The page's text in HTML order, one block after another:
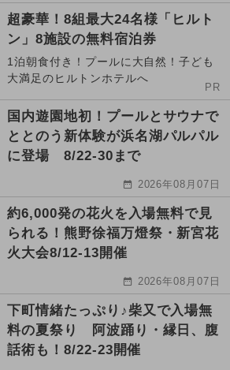
超豪華！8組最大24名様「ヒルト
ン」8施設の無料宿泊券
1泊朝食付き！プールに大自然！子ども
大満足のヒルトンホテルへ
PR
国内遊園地初！プールとサウナで
ととのう新体験が浜名湖パルパル
に登場 8/22-30まで
2026年08月07日
約6,000発の花火を入場無料で見
られる！熊野徐福万燈祭・新宮花
火大会8/12-13開催
2026年08月07日
下町情緒たっぷり♪柴又で入場無
料の夏祭り 阿波踊り・縁日、腹
話術も！8/22-23開催